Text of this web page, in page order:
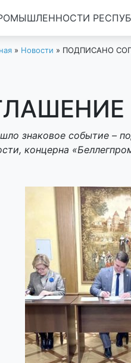
» Новости » ПОДПИСАНО
знаковое событие –
концерна